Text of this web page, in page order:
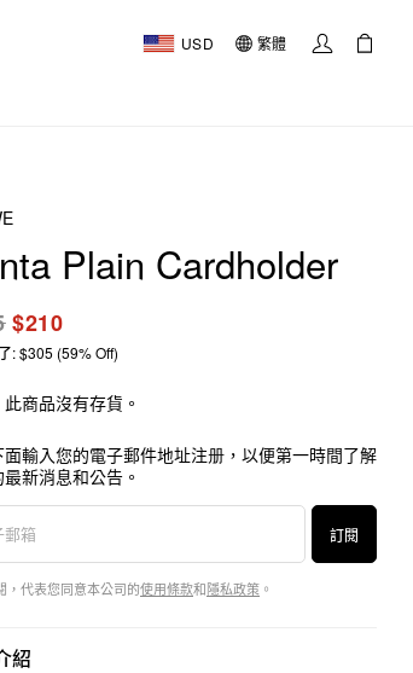
USD 繁體
Plain Cardholder
$210
: $305 (59% Off)
商品沒有存貨。
輸入您的電子郵件地址注册，以便第一時間了解
新消息和公告。
訂閱
，代表您同意本公司的使用條款和隱私政策 。
紹